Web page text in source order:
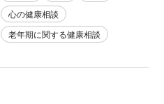
心の健康相談
老年期に関する健康相談